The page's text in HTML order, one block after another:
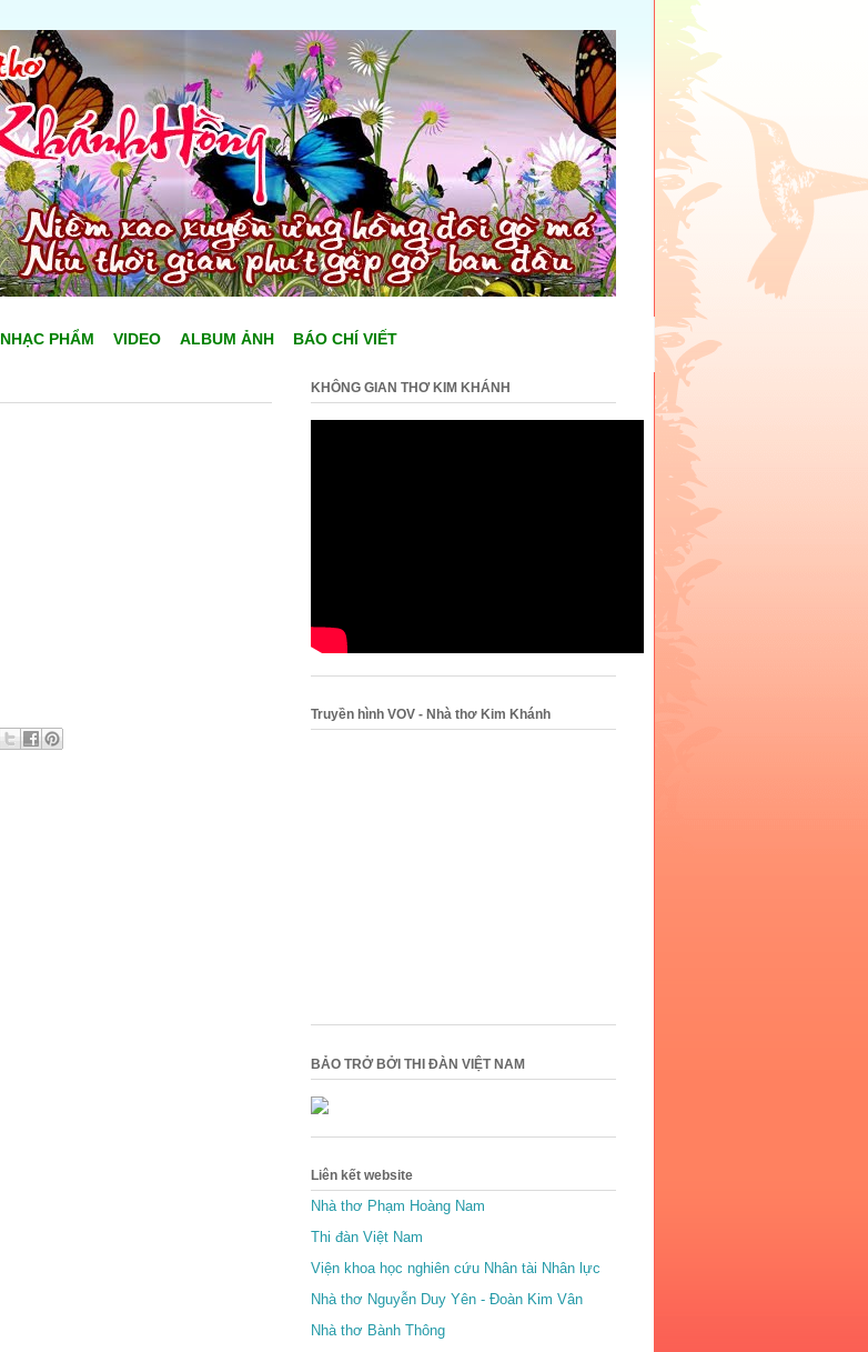
NHẠC PHẨM VIDEO ALBUM ẢNH BÁO CHÍ VIẾT
KHÔNG GIAN THƠ KIM KHÁNH
Truyền hình VOV - Nhà thơ Kim Khánh
BẢO TRỞ BỞI THI ĐÀN VIỆT NAM
Liên kết website
Nhà thơ Phạm Hoàng Nam
Thi đàn Việt Nam
Viện khoa học nghiên cứu Nhân tài Nhân lực
Nhà thơ Nguyễn Duy Yên - Đoàn Kim Vân
Nhà thơ Bành Thông